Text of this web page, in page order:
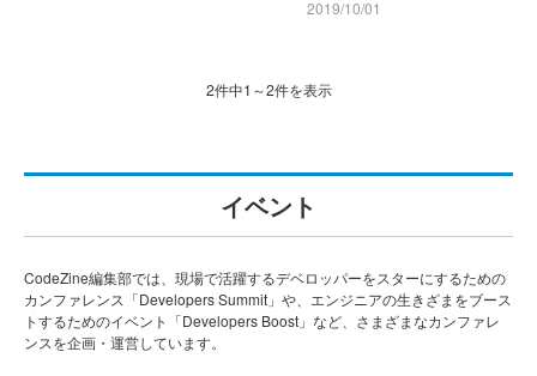
2019/10/01
2件中1～2件を表示
イベント
CodeZine編集部では、現場で活躍するデベロッパーをスターにするための
カンファレンス「Developers Summit」や、エンジニアの生きざまをブース
トするためのイベント「Developers Boost」など、さまざまなカンファレ
ンスを企画・運営しています。